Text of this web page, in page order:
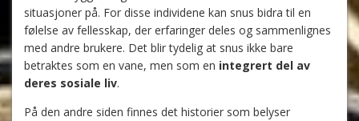
situasjoner på. For disse individene kan snus bidra til en
følelse av fellesskap, der erfaringer deles og sammenlignes
med andre brukere. Det blir tydelig at snus ikke bare
betraktes som en vane, men som en integrert del av
deres sosiale liv.
På den andre siden finnes det historier som belyser